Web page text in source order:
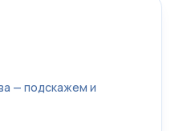
— подскажем и